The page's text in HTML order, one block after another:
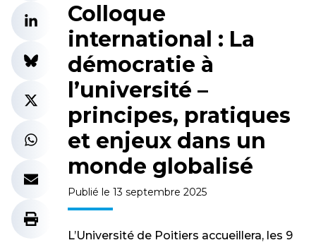
Colloque
international : La
démocratie à
l’université –
principes, pratiques
et enjeux dans un
monde globalisé
Publié le 13 septembre 2025
L’Université de Poitiers accueillera, les 9